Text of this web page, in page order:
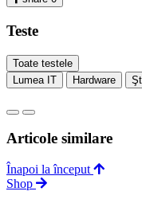
Teste
Toate testele
Lumea IT
Hardware
Articole similare
Înapoi la început
Shop